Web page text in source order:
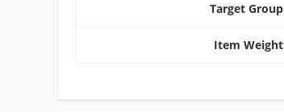
Target Group
Item Weight